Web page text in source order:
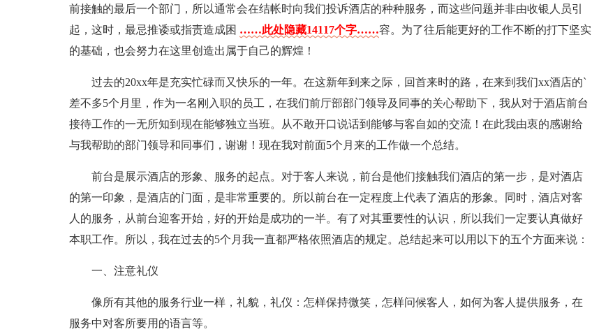
前接触的最后一个部门，所以通常会在结帐时向我们投诉酒店的种种服务，而这些问题并非由收银人员引
起，这时，最忌推诿或指责造成困 ……此处隐藏14117个字……容。为了往后能更好的工作不断的打下坚实
的基础，也会努力在这里创造出属于自己的辉煌！
过去的20xx年是充实忙碌而又快乐的一年。在这新年到来之际，回首来时的路，在来到我们xx酒店的`
差不多5个月里，作为一名刚入职的员工，在我们前厅部部门领导及同事的关心帮助下，我从对于酒店前台
接待工作的一无所知到现在能够独立当班。从不敢开口说话到能够与客自如的交流！在此我由衷的感谢给
与我帮助的部门领导和同事们，谢谢！现在我对前面5个月来的工作做一个总结。
前台是展示酒店的形象、服务的起点。对于客人来说，前台是他们接触我们酒店的第一步，是对酒店
的第一印象，是酒店的门面，是非常重要的。所以前台在一定程度上代表了酒店的形象。同时，酒店对客
人的服务，从前台迎客开始，好的开始是成功的一半。有了对其重要性的认识，所以我们一定要认真做好
本职工作。所以，我在过去的5个月我一直都严格依照酒店的规定。总结起来可以用以下的五个方面来说：
一、注意礼仪
像所有其他的服务行业一样，礼貌，礼仪：怎样保持微笑，怎样问候客人，如何为客人提供服务，在
服务中对客所要用的语言等。